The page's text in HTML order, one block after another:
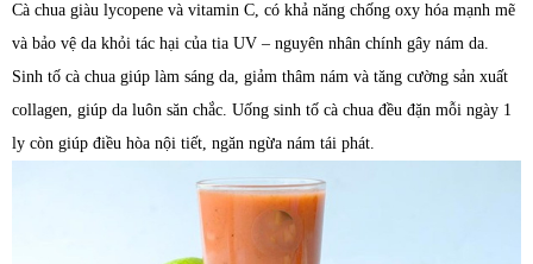
Cà chua giàu lycopene và vitamin C, có khả năng chống oxy hóa mạnh mẽ
và bảo vệ da khỏi tác hại của tia UV – nguyên nhân chính gây nám da.
Sinh tố cà chua giúp làm sáng da, giảm thâm nám và tăng cường sản xuất
collagen, giúp da luôn săn chắc. Uống sinh tố cà chua đều đặn mỗi ngày 1
ly còn giúp điều hòa nội tiết, ngăn ngừa nám tái phát.